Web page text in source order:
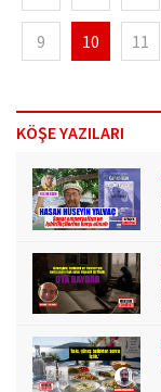
9 10 11
KÖŞE YAZILARI